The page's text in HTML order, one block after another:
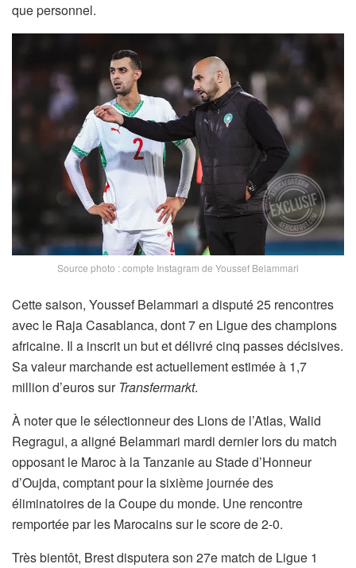
que personnel.
Source photo : compte Instagram de Youssef Belammari
Cette saison, Youssef Belammari a disputé 25 rencontres
avec le Raja Casablanca, dont 7 en Ligue des champions
africaine. Il a inscrit un but et délivré cinq passes décisives.
Sa valeur marchande est actuellement estimée à 1,7
million d’euros sur Transfermarkt.
À noter que le sélectionneur des Lions de l’Atlas, Walid
Regragui, a aligné Belammari mardi dernier lors du match
opposant le Maroc à la Tanzanie au Stade d’Honneur
d’Oujda, comptant pour la sixième journée des
éliminatoires de la Coupe du monde. Une rencontre
remportée par les Marocains sur le score de 2-0.
Très bientôt, Brest disputera son 27e match de Ligue 1